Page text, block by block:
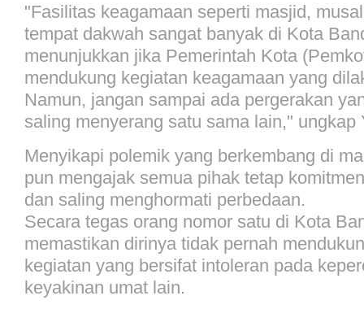
"Fasilitas keagamaan seperti masjid,
tempat dakwah sangat banyak di Kota
menunjukkan jika Pemerintah Kota
mendukung kegiatan keagamaan yang
Namun, jangan sampai ada pergerakan
saling menyerang satu sama lain," ungkap
Menyikapi polemik yang berkembang di
pun mengajak semua pihak tetap
dan saling menghormati perbedaan.
Secara tegas orang nomor satu di Kota
memastikan dirinya tidak pernah
kegiatan yang bersifat intoleran pada
keyakinan umat lain.